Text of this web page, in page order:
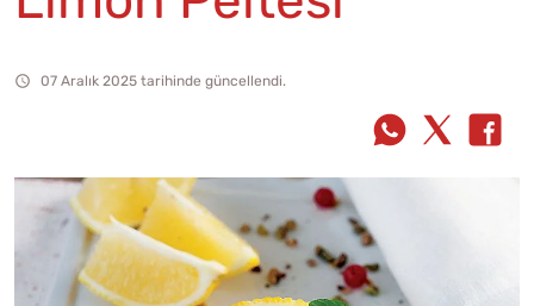
07 Aralık 2025 tarihinde güncellendi.